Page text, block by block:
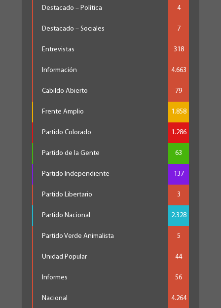
Destacado – Política 4
Destacado – Sociales 7
Entrevistas 318
Información 4.663
Cabildo Abierto 79
Frente Amplio 1.858
Partido Colorado 1.286
Partido de la Gente 63
Partido Independiente 137
Partido Libertario 3
Partido Nacional 2.328
Partido Verde Animalista 5
Unidad Popular 44
Informes 56
Nacional 4.264